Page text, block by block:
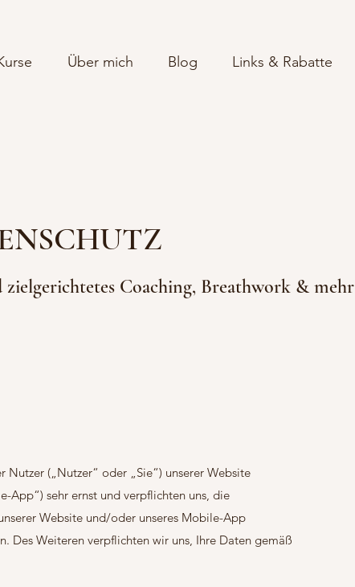
Über mich Blog Links & Rabatte
Coaching, Breathwork & mehr
Nutzer („Nutzer“ oder „Sie“) unserer Website
App“) sehr ernst und verpflichten uns, die
Website und/oder unseres Mobile-App
Des Weiteren verpflichten wir uns, Ihre Daten gemäß